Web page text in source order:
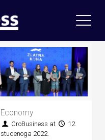
Economy
CroBusiness at
12.
studenoga 2022.